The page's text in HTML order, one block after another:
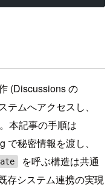
(Discussions の
ムへアクセスし、
本記事の手順は
秘密情報を渡し、
を呼ぶ構造は共通
存システム連携の実現